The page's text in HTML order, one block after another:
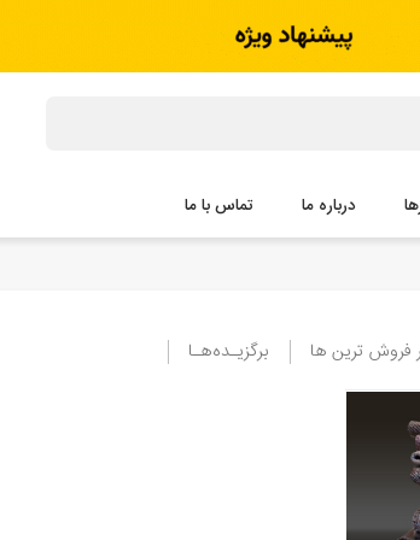
درباره ما تماس با ما
فروش ترین ها برگزیـده‌هـا